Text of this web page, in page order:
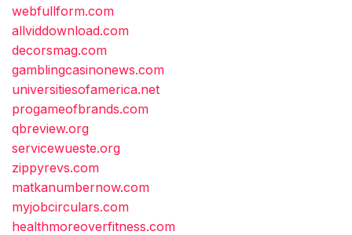
webfullform.com
allviddownload.com
decorsmag.com
gamblingcasinonews.com
universitiesofamerica.net
progameofbrands.com
qbreview.org
servicewueste.org
zippyrevs.com
matkanumbernow.com
myjobcirculars.com
healthmoreoverfitness.com